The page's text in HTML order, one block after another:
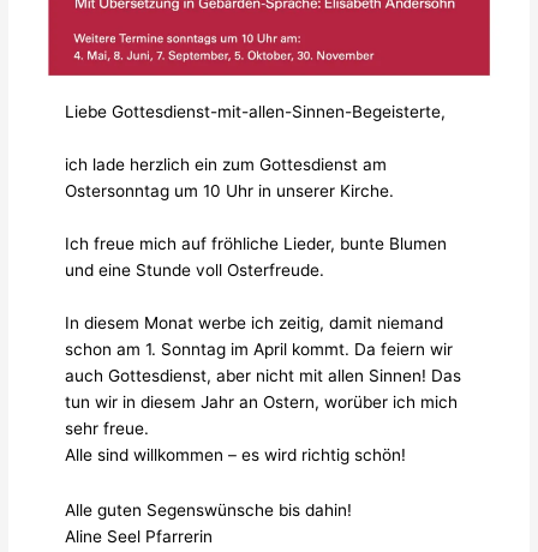
Liebe Gottesdienst-mit-allen-Sinnen-Begeisterte,
ich lade herzlich ein zum Gottesdienst am
Ostersonntag um 10 Uhr in unserer Kirche.
Ich freue mich auf fröhliche Lieder, bunte Blumen
und eine Stunde voll Osterfreude.
In diesem Monat werbe ich zeitig, damit niemand
schon am 1. Sonntag im April kommt. Da feiern wir
auch Gottesdienst, aber nicht mit allen Sinnen! Das
tun wir in diesem Jahr an Ostern, worüber ich mich
sehr freue.
Alle sind willkommen – es wird richtig schön!
Alle guten Segenswünsche bis dahin!
Aline Seel Pfarrerin